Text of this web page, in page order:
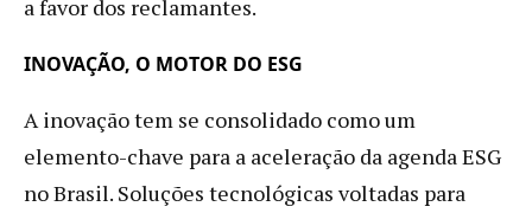
a favor dos reclamantes.
INOVAÇÃO, O MOTOR DO ESG
A inovação tem se consolidado como um
elemento-chave para a aceleração da agenda ESG
no Brasil. Soluções tecnológicas voltadas para